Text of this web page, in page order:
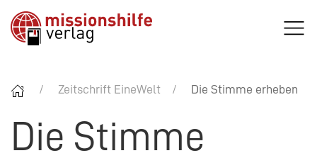
Zeitschrift EineWelt Die Stimme erheben
Die Stimme